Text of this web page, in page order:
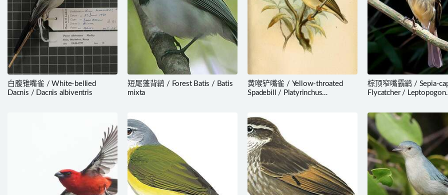
白腹锥嘴雀 / White-bellied
Dacnis / Dacnis albiventris
短尾蓬背鹟 / Forest Batis / Batis
mixta
黄喉铲嘴雀 / Yellow-throated
Spadebill / Platyrinchus
棕顶窄嘴霸鹟 / Sepia-
Flycatcher / Leptopogon